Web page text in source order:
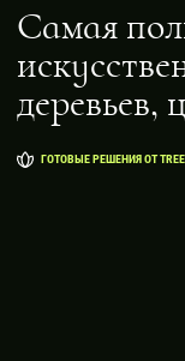
Самая
деревьев,
ГОТОВЫЕ РЕШЕНИЯ ОТ